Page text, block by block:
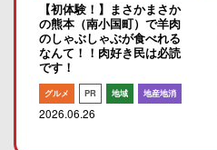
【初体験！】まさかまさか
の熊本（南小国町）で羊肉
のしゃぶしゃぶが食べれる
なんて！！肉好き民は必読
です！
グルメ PR 地域 地産地消
2026.06.26